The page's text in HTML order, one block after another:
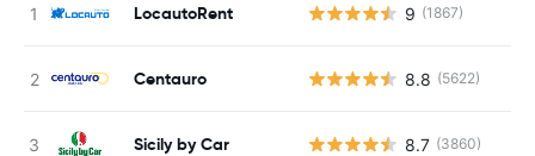
LocautoRent 9 (1867)
Centauro 8.8 (5622)
Sicily by Car 8.7 (3860)